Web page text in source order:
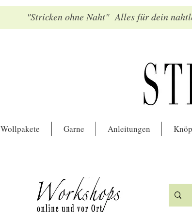
"Stricken ohne Naht" Alles für dein
Wollpakete Garne Anleitungen